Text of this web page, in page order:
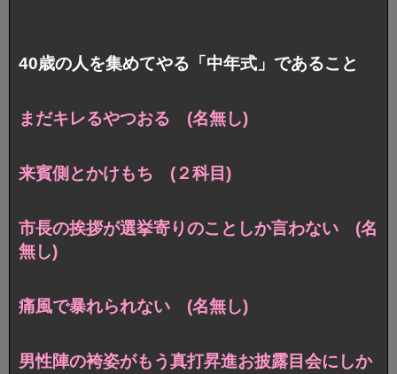
40歳の人を集めてやる「中年式」であること
まだキレるやつおる (名無し)
来賓側とかけもち (２科目)
市長の挨拶が選挙寄りのことしか言わない (名
無し)
痛風で暴れられない (名無し)
男性陣の袴姿がもう真打昇進お披露目会にしか